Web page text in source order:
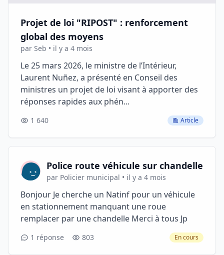
Projet de loi "RIPOST" : renforcement
global des moyens
par Seb • il y a 4 mois
Le 25 mars 2026, le ministre de l’Intérieur,
Laurent Nuñez, a présenté en Conseil des
ministres un projet de loi visant à apporter des
réponses rapides aux phén...
1 640 Article
Police route véhicule sur chandelle
par Policier municipal • il y a 4 mois
Bonjour Je cherche un Natinf pour un véhicule
en stationnement manquant une roue
remplacer par une chandelle Merci à tous Jp
1 réponse 803 En cours